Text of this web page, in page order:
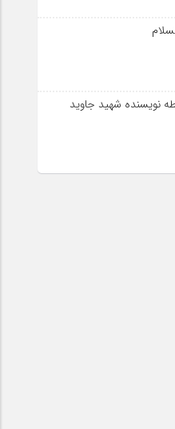
نویسنده شهید جاوید